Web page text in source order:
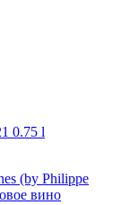
(by Philippe
вино